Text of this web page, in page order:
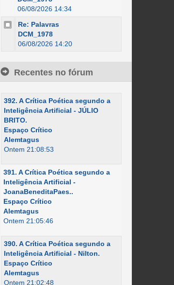
06/08/2026 14:34
Re: Palavras
DCM_1978
06/08/2026 14:20
Recentes no fórum
392. A Crítica Poética segundo a
Inteligência Artificial - JÚLIO
BRITO.
Espaço Crítico
Alemtagus
Ontem 21:08:53
391. A Crítica Poética segundo a
Inteligência Artificial -
JoanaBeneditaPaes..
Espaço Crítico
Alemtagus
Ontem 21:05:46
390. A Crítica Poética segundo a
Inteligência Artificial - Nilton.
Espaço Crítico
Alemtagus
Ontem 21:02:48